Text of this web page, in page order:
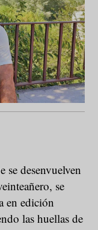
se desenvuelven
se
en edición
las huellas de